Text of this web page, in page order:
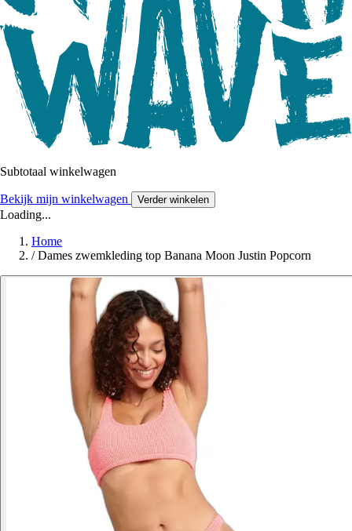
Subtotaal winkelwagen
Bekijk mijn winkelwagen Verder winkelen
Loading...
Home
/ Dames zwemkleding top Banana Moon Justin Popcorn